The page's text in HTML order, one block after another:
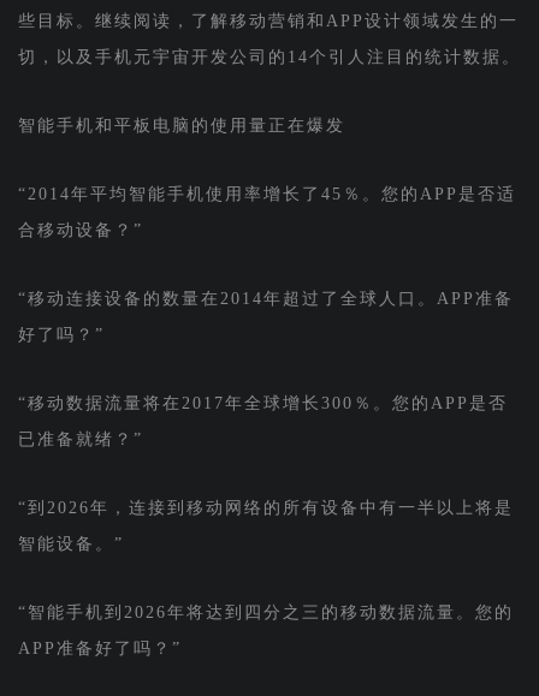
些目标。继续阅读，了解移动营销和APP设计领域发生的一
切，以及手机元宇宙开发公司的14个引人注目的统计数据。
智能手机和平板电脑的使用量正在爆发
“2014年平均智能手机使用率增长了45％。您的APP是否适
合移动设备？”
“移动连接设备的数量在2014年超过了全球人口。APP准备
好了吗？”
“移动数据流量将在2017年全球增长300％。您的APP是否
已准备就绪？”
“到2026年，连接到移动网络的所有设备中有一半以上将是
智能设备。”
“智能手机到2026年将达到四分之三的移动数据流量。您的
APP准备好了吗？”